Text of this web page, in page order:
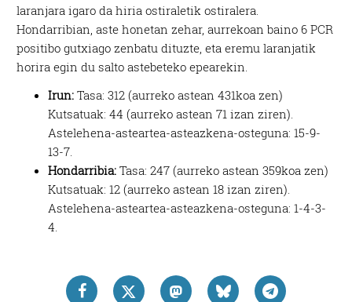
laranjara igaro da hiria ostiraletik ostiralera.
Hondarribian, aste honetan zehar, aurrekoan baino 6 PCR
positibo gutxiago zenbatu dituzte, eta eremu laranjatik
horira egin du salto astebeteko epearekin.
Irun: Tasa: 312 (aurreko astean 431koa zen)
Kutsatuak: 44 (aurreko astean 71 izan ziren).
Astelehena-asteartea-asteazkena-osteguna: 15-9-
13-7.
Hondarribia: Tasa: 247 (aurreko astean 359koa zen)
Kutsatuak: 12 (aurreko astean 18 izan ziren).
Astelehena-asteartea-asteazkena-osteguna: 1-4-3-
4.